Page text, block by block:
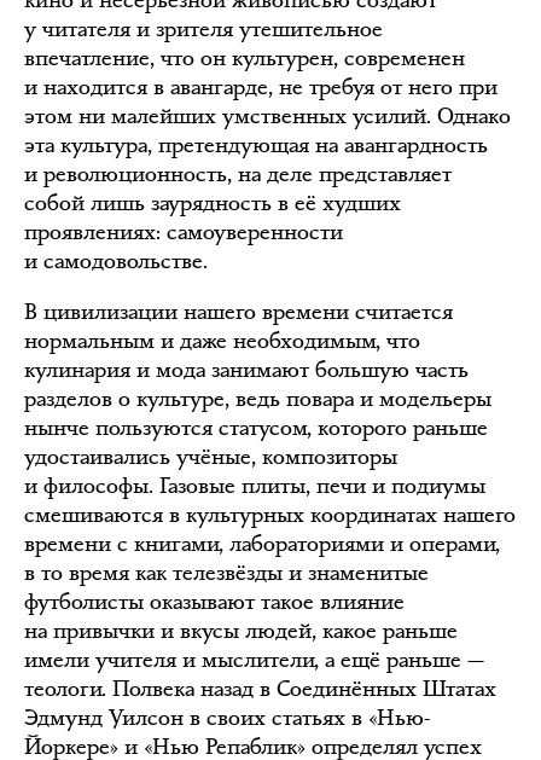
у читателя и зрителя утешительное
впечатление, что он культурен, современен
и находится в авангарде, не требуя от него при
этом ни малейших умственных усилий. Однако
эта культура, претендующая на авангардность
и революционность, на деле представляет
собой лишь заурядность в её худших
проявлениях: самоуверенности
и самодовольстве.
В цивилизации нашего времени считается
нормальным и даже необходимым, что
кулинария и мода занимают большую часть
разделов о культуре, ведь повара и модельеры
нынче пользуются статусом, которого раньше
удостаивались учёные, композиторы
и философы. Газовые плиты, печи и подиумы
смешиваются в культурных координатах нашего
времени с книгами, лабораториями и операми,
в то время как телезвёзды и знаменитые
футболисты оказывают такое влияние
на привычки и вкусы людей, какое раньше
имели учителя и мыслители, а ещё раньше —
теологи. Полвека назад в Соединённых Штатах
Эдмунд Уилсон в своих статьях в «Нью-
Йоркере» и «Нью Репаблик» определял успех